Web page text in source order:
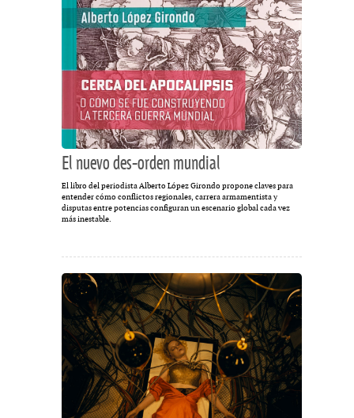
El nuevo des-orden mundial
El libro del periodista Alberto López Girondo propone claves para
entender cómo conflictos regionales, carrera armamentista y
disputas entre potencias configuran un escenario global cada vez
más inestable.